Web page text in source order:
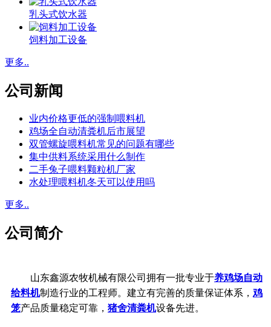
乳头式饮水器
饲料加工设备
更多..
公司新闻
业内价格更低的强制喂料机
鸡场全自动清粪机后市展望
双管螺旋喂料机常见的问题有哪些
集中供料系统采用什么制作
二手兔子喂料颗粒机厂家
水处理喂料机冬天可以使用吗
更多..
公司简介
山东鑫源农牧机械有限公司拥有一批专业于养鸡场自动
给料机制造行业的工程师。建立有完善的质量保证体系， 鸡
笼产品质量稳定可靠， 猪舍清粪机设备先进。